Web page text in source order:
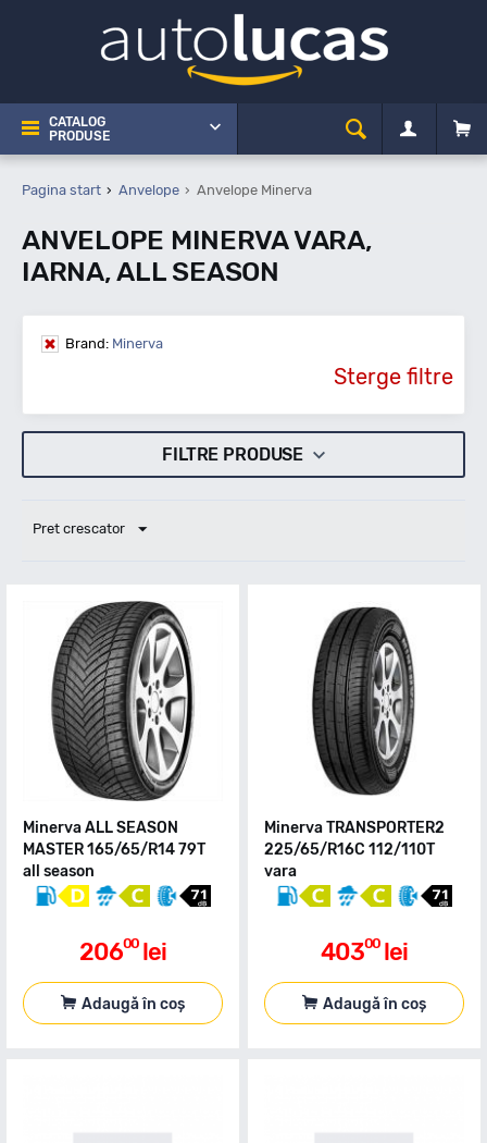
CATALOG
PRODUSE
Pagina start Anvelope Anvelope Minerva
ANVELOPE MINERVA VARA,
IARNA, ALL SEASON
Brand: Minerva
Sterge filtre
FILTRE PRODUSE
Pret crescator
Minerva ALL SEASON
MASTER 165/65/R14 79T
all season
20600 lei
Adaugă în coș
Minerva TRANSPORTER2
225/65/R16C 112/110T
vara
40300 lei
Adaugă în coș